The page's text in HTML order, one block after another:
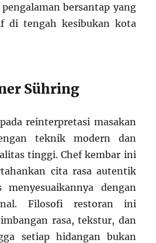
bersantap yang
di tengah kesibukan kota
Sühring
reinterpretasi masakan
teknik modern dan
tinggi. Chef kembar ini
cita rasa autentik
menyesuaikannya dengan
Filosofi restoran ini
rasa, tekstur, dan
setiap hidangan bukan